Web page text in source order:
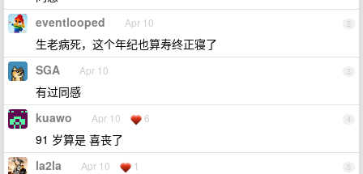
2
eventlooped Apr 10
生老病死，这个年纪也算寿终正寝了
3
SGA Apr 10
有过同感
4
kuawo Apr 10 6
91 岁算是 喜丧了
5
la2la Apr 10 1